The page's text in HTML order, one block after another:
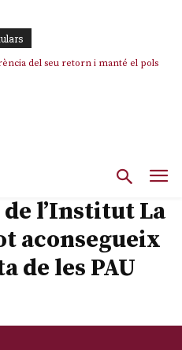
del seu retorn i manté el pols
l’Institut La
aconsegueix
de les PAU